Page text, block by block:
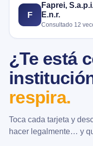
F
Faprei,
E.n.r.
Consultado 12
¿Te está
respira.
Toca cada tarjeta y
hacer legalmente… y